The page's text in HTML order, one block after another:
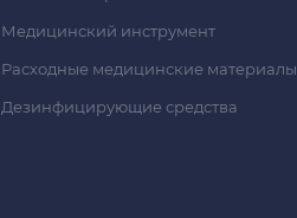
Медицинский инструмент
Расходные медицинские материалы
Дезинфицирующие средства